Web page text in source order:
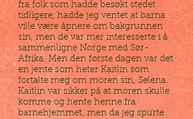
fra folk som hadde besøkt stedet
tidligere, hadde jeg ventet at barna
ville være åpnere om bakgrunnen
sin, men de var mer interesserte i å
sammenligne Norge med Sør-
Afrika. Men den første dagen var det
en jente som heter Kaitlin som
fortalte meg om moren sin, Selena.
Kaitlin var sikker på at moren skulle
komme og hente henne fra
barnehjemmet, men da jeg spurte